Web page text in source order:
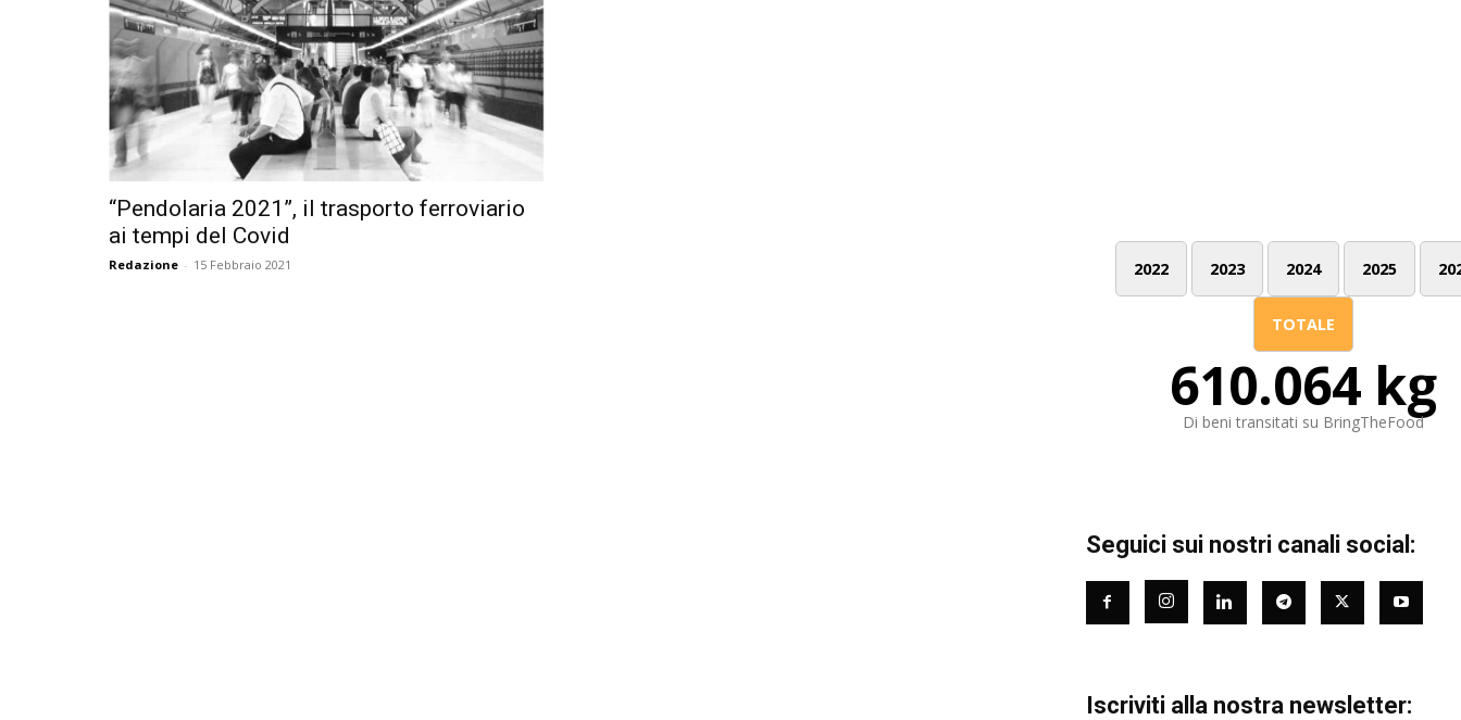
“Pendolaria 2021”, il trasporto ferroviario
ai tempi del Covid
Redazione - 15 Febbraio 2021 2022 2023 2024 2025
TOTALE
610.064 kg
Di beni transitati su BringTheFood
Seguici sui nostri canali social:
Iscriviti alla nostra newsletter: